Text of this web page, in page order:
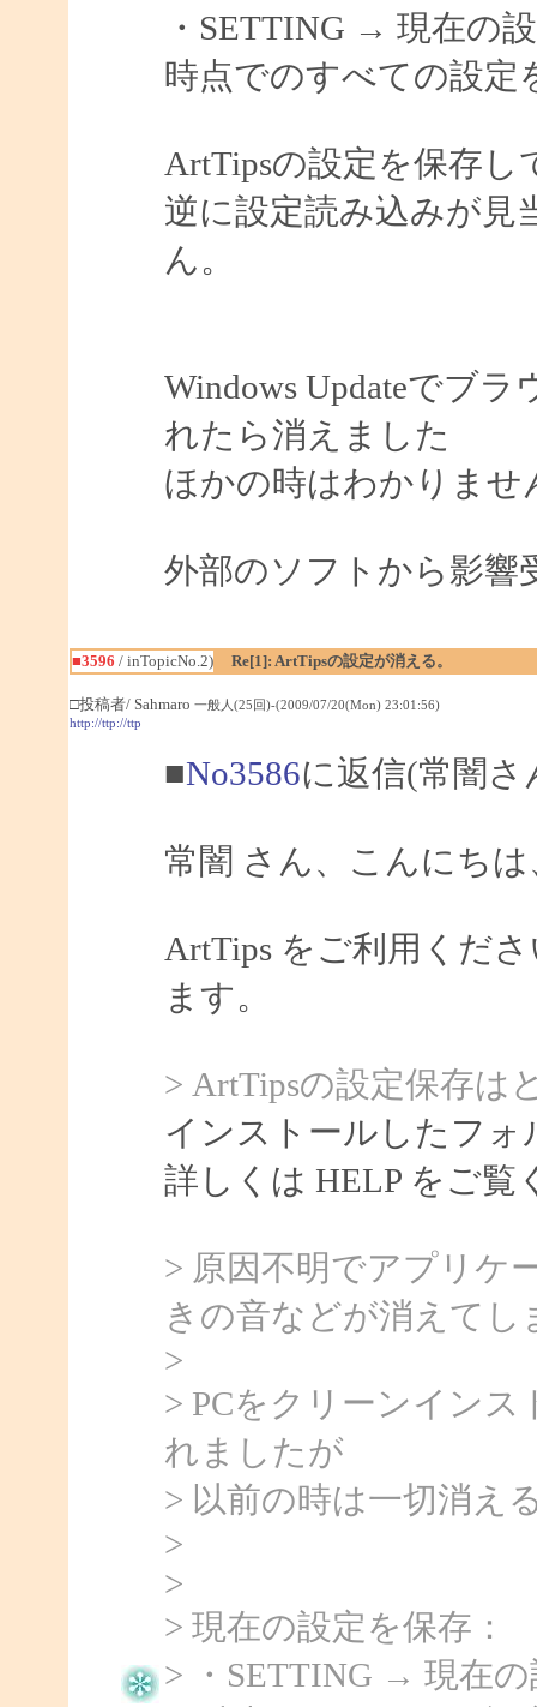
・SETTING → 現在の
時点でのすべての設定
ArtTipsの設定を保存
逆に設定読み込みが見
ん。
Windows Updateでブ
れたら消えました
ほかの時はわかりませ
外部のソフトから影響
■3596 / inTopicNo.2) Re[1]: ArtTipsの設定が消える。
□投稿者/ Sahmaro 一般人(25回)-(2009/07/20(Mon) 23:01:56)
http://ttp://ttp
■No3586に返信(常闇さ
常闇 さん、こんにちは
ArtTips をご利用くだ
ます。
> ArtTipsの設定保存は
インストールしたフ
詳しくは HELP をご覧
> 原因不明でアプリケ
きの音などが消えて
>
> PCをクリーンイン
れましたが
> 以前の時は一切消え
>
>
> 現在の設定を保存：
> ・SETTING → 現在